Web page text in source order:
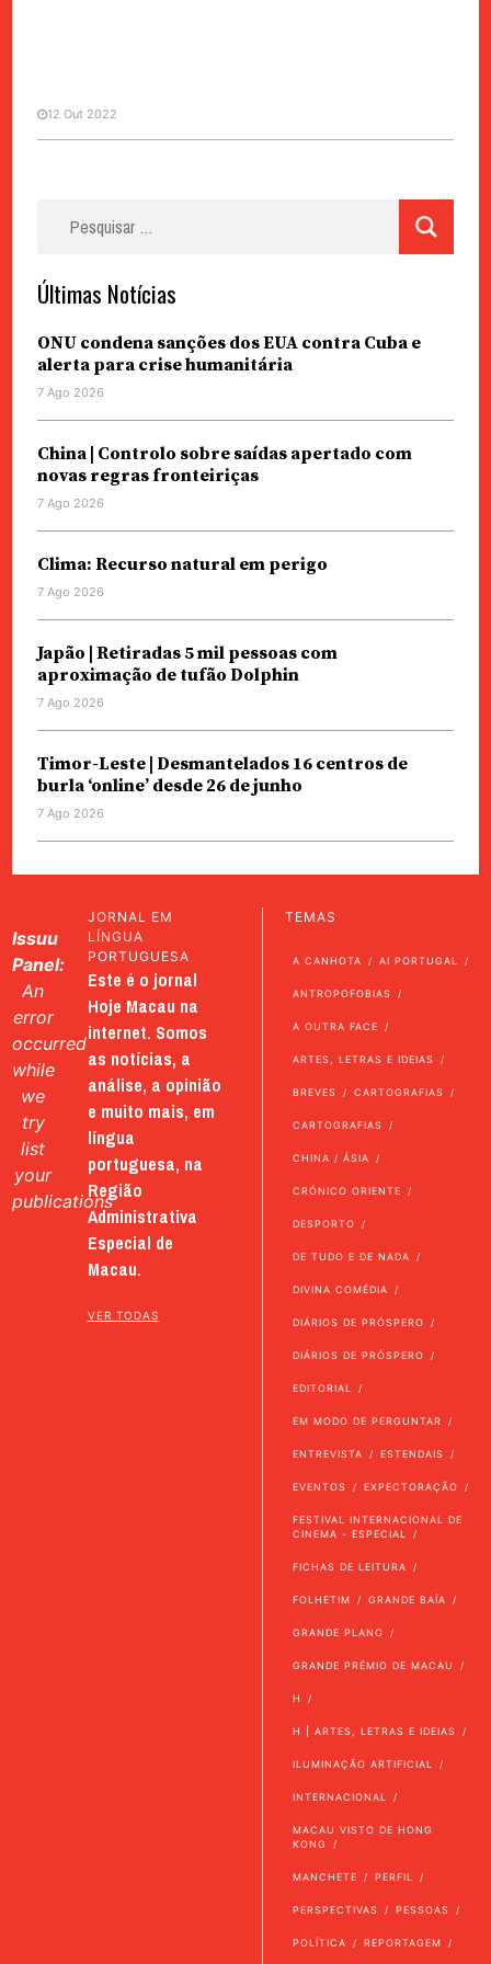
pedidos de trabalhadores
12 Out 2022
Últimas Notícias
ONU condena sanções dos EUA contra Cuba e
alerta para crise humanitária
7 Ago 2026
China | Controlo sobre saídas apertado com
novas regras fronteiriças
7 Ago 2026
Clima: Recurso natural em perigo
7 Ago 2026
Japão | Retiradas 5 mil pessoas com
aproximação de tufão Dolphin
7 Ago 2026
Timor-Leste | Desmantelados 16 centros de
burla ‘online’ desde 26 de junho
7 Ago 2026
Issuu
Panel:
An
error
occurred
while
we
try
list
your
publications
JORNAL EM
LÍNGUA
PORTUGUESA
Este é o jornal
Hoje Macau na
internet. Somos
as notícias, a
análise, a opinião
e muito mais, em
língua
portuguesa, na
Região
Administrativa
Especial de
Macau.
VER TODAS
TEMAS
A CANHOTA AI PORTUGAL
ANTROPOFOBIAS
A OUTRA FACE
ARTES, LETRAS E IDEIAS
BREVES CARTOGRAFIAS
CARTOGRAFIAS
CHINA / ÁSIA
CRÓNICO ORIENTE
DESPORTO
DE TUDO E DE NADA
DIVINA COMÉDIA
DIÁRIOS DE PRÓSPERO
DIÁRIOS DE PRÓSPERO
EDITORIAL
EM MODO DE PERGUNTAR
ENTREVISTA ESTENDAIS
EVENTOS EXPECTORAÇÃO
FESTIVAL INTERNACIONAL DE
CINEMA - ESPECIAL
FICHAS DE LEITURA
FOLHETIM GRANDE BAÍA
GRANDE PLANO
GRANDE PRÉMIO DE MACAU
H
H | ARTES, LETRAS E IDEIAS
ILUMINAÇÃO ARTIFICIAL
INTERNACIONAL
MACAU VISTO DE HONG
KONG
MANCHETE PERFIL
PERSPECTIVAS PESSOAS
POLÍTICA REPORTAGEM